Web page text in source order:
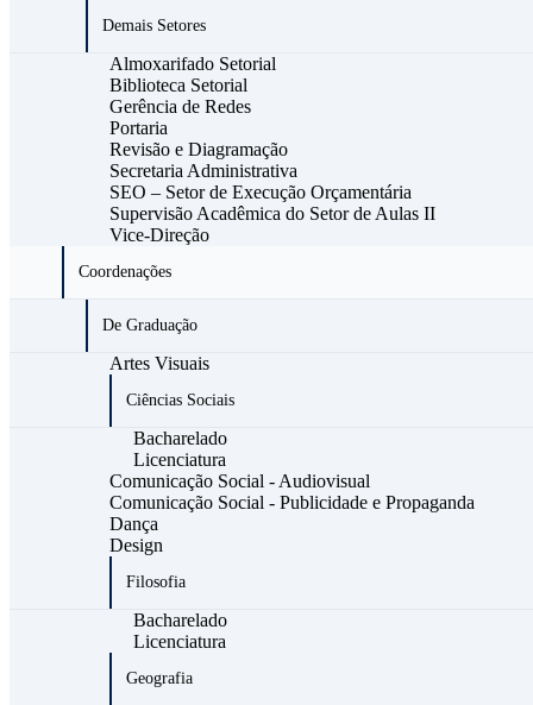
Demais Setores
Almoxarifado Setorial
Biblioteca Setorial
Gerência de Redes
Portaria
Revisão e Diagramação
Secretaria Administrativa
SEO – Setor de Execução Orçamentária
Supervisão Acadêmica do Setor de Aulas II
Vice-Direção
Coordenações
De Graduação
Artes Visuais
Ciências Sociais
Bacharelado
Licenciatura
Comunicação Social - Audiovisual
Comunicação Social - Publicidade e Propaganda
Dança
Design
Filosofia
Bacharelado
Licenciatura
Geografia